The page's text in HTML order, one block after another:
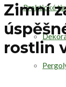
Praktické
Zimní
rostlin